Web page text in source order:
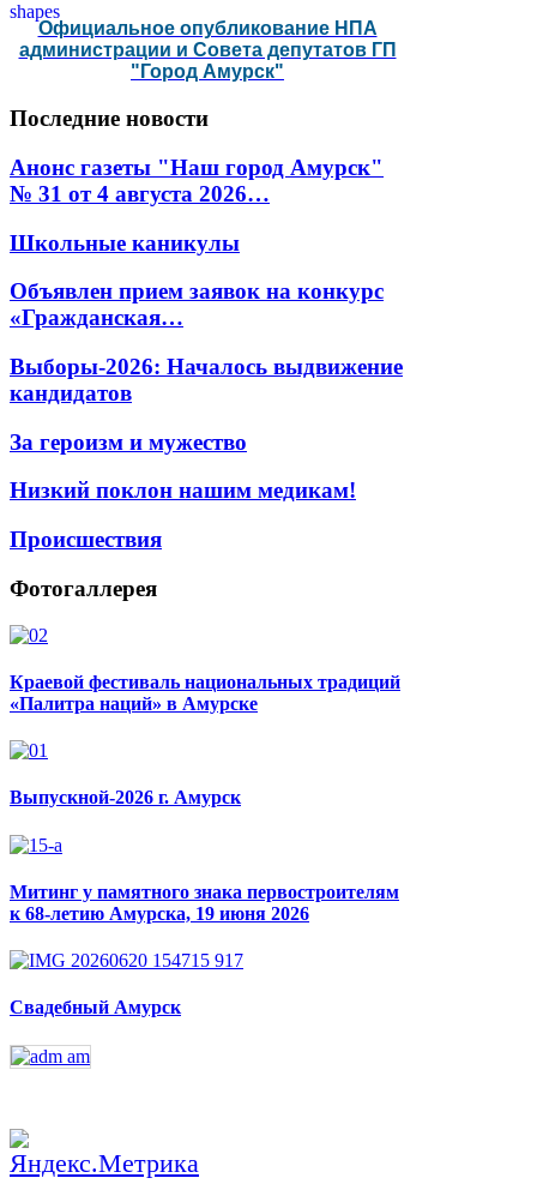
Официальное опубликование НПА
администрации и Совета депутатов ГП
"Город Амурск"
Последние новости
Анонс газеты "Наш город Амурск"
№ 31 от 4 августа 2026…
Школьные каникулы
Объявлен прием заявок на конкурс
«Гражданская…
Выборы-2026: Началось выдвижение
кандидатов
За героизм и мужество
Низкий поклон нашим медикам!
Происшествия
Фотогаллерея
Краевой фестиваль национальных традиций
«Палитра наций» в Амурске
Выпускной-2026 г. Амурск
Митинг у памятного знака первостроителям
к 68-летию Амурска, 19 июня 2026
Свадебный Амурск